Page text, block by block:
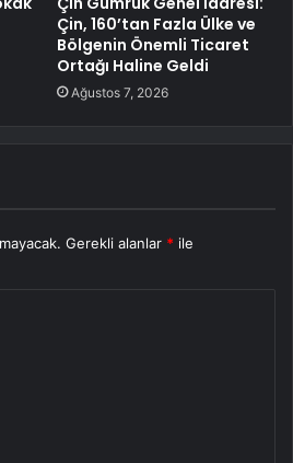
Çin, 160’tan Fazla Ülke ve
Bölgenin Önemli Ticaret
Ortağı Haline Geldi
Ağustos 7, 2026
Gerekli alanlar * ile